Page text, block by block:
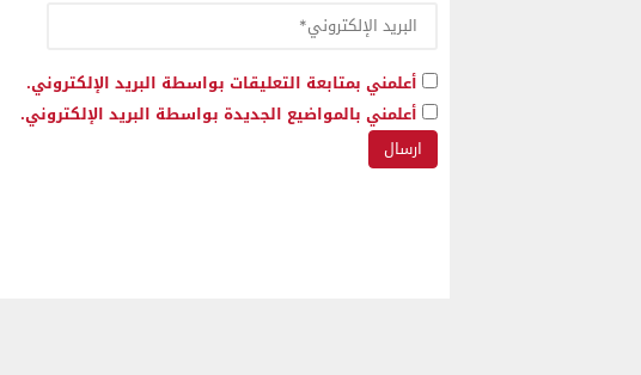
أعلمني بمتابعة التعليقات بواسطة البريد الإلكتروني.
أعلمني بالمواضيع الجديدة بواسطة البريد الإلكتروني.